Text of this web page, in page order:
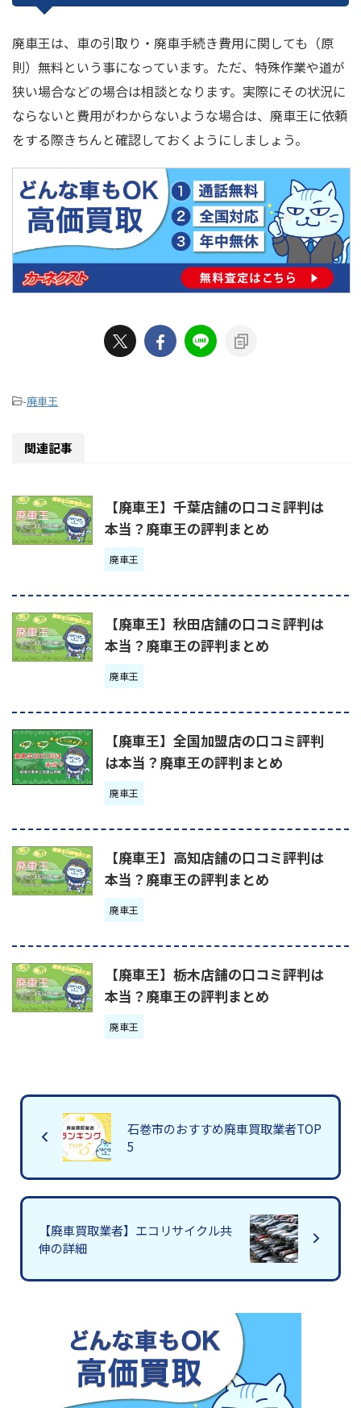
廃車王は、車の引取り・廃車手続き費用に関しても（原
則）無料という事になっています。ただ、特殊作業や道が
狭い場合などの場合は相談となります。実際にその状況に
ならないと費用がわからないような場合は、廃車王に依頼
をする際きちんと確認しておくようにしましょう。
-廃車王
関連記事
【廃車王】千葉店舗の口コミ評判は
本当？廃車王の評判まとめ
廃車王
【廃車王】秋田店舗の口コミ評判は
本当？廃車王の評判まとめ
廃車王
【廃車王】全国加盟店の口コミ評判
は本当？廃車王の評判まとめ
廃車王
【廃車王】高知店舗の口コミ評判は
本当？廃車王の評判まとめ
廃車王
【廃車王】栃木店舗の口コミ評判は
本当？廃車王の評判まとめ
廃車王
石巻市のおすすめ廃車買取業者TOP
5
【廃車買取業者】エコリサイクル共
伸の詳細